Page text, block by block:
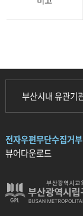
부산시내 유관기
전자우편무단수집거부
뷰어다운로드